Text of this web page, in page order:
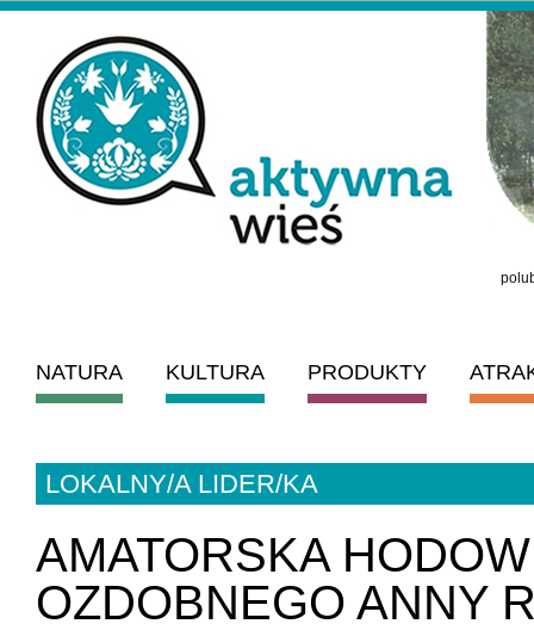
NATURA KULTURA PRODUKTY
LOKALNY/A LIDER/KA
AMATORSKA
OZDOBNEGO ANNY